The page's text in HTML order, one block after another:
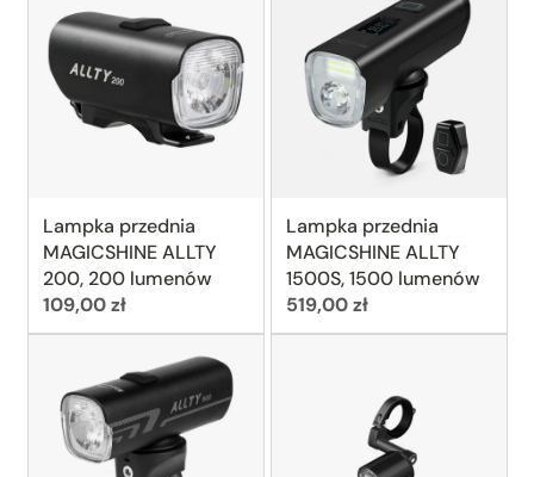
Lampka przednia
MAGICSHINE ALLTY
200, 200 lumenów
Cena:
109,00 zł
Lampka przednia
MAGICSHINE ALLTY
1500S, 1500 lumenów
Cena:
519,00 zł